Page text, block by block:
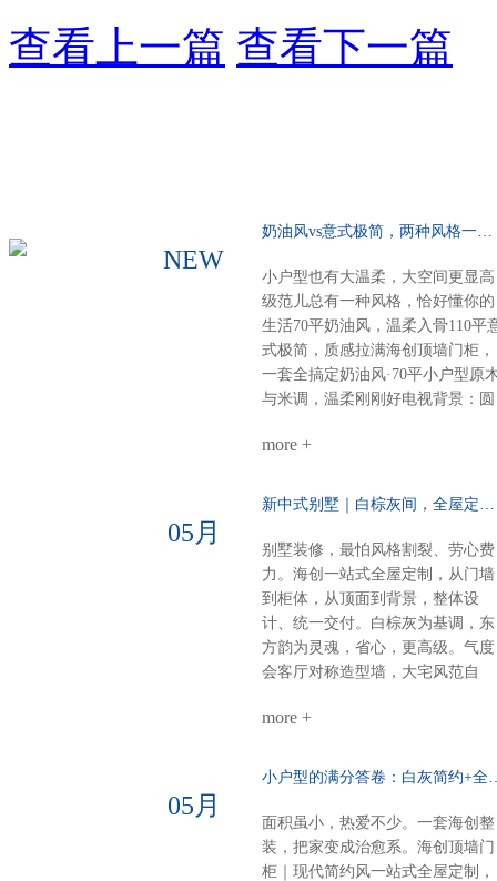
查看上一篇 查看下一篇
NEW
小户型也有大温柔，大空间更显高
级范儿总有一种风格，恰好懂你的
生活70平奶油风，温柔入骨110平
式极简，质感拉满海创顶墙门柜，
一套全搞定奶油风·70平小户型原
与米调，温柔刚刚好电视背景：圆
虽小却全，定制柜配套温馨精致整
适感意式极简·110平大户型高级不
计，干净利落沙发背景：奢石点
缀，一眼高级餐厅定制柜：泰国进
口索纳彩系列，质感出众卧室：墙
柜一体化，统一又高级厨房阳台顶
部：博格铝蜂窝大板，内嵌磁吸轨
道与灯具，简约时尚一站式整装，
式高级海创顶墙门柜，全屋一体定
到底
more +
05月
别墅装修，最怕风格割裂、劳心费
力。海创一站式全屋定制，从门墙
到柜体，从顶面到背景，整体设
计、统一交付。白棕灰为基调，东
方韵为灵魂，省心，更高级。气度
会客厅对称造型墙，大宅风范自
而奢华。错层沙发背景，融入中式
意主卧山水画悠然入墙，顶墙一体
空间，亦成画境。雅韵茶室门墙柜
同色配套，线条简洁，材质统一。
煮茶待客，静谧有序，东方生活哲
more +
05月
面积虽小，热爱不少。一套海创整
装，把家变成治愈系。海创顶墙门
柜｜现代简约风一站式全屋定制，